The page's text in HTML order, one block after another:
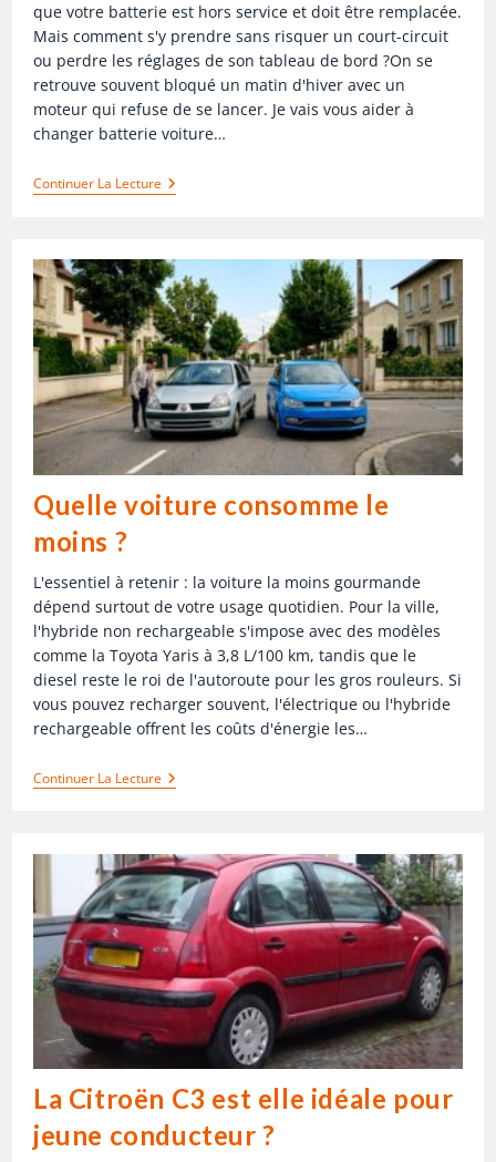
que votre batterie est hors service et doit être remplacée.
Mais comment s'y prendre sans risquer un court-circuit
ou perdre les réglages de son tableau de bord ?On se
retrouve souvent bloqué un matin d'hiver avec un
moteur qui refuse de se lancer. Je vais vous aider à
changer batterie voiture…
Continuer La Lecture
Quelle voiture consomme le
moins ?
L'essentiel à retenir : la voiture la moins gourmande
dépend surtout de votre usage quotidien. Pour la ville,
l'hybride non rechargeable s'impose avec des modèles
comme la Toyota Yaris à 3,8 L/100 km, tandis que le
diesel reste le roi de l'autoroute pour les gros rouleurs. Si
vous pouvez recharger souvent, l'électrique ou l'hybride
rechargeable offrent les coûts d'énergie les…
Continuer La Lecture
La Citroën C3 est elle idéale pour
jeune conducteur ?